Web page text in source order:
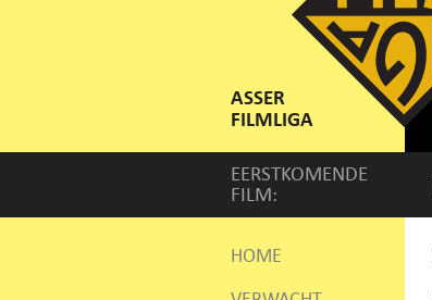
ASSER
FILMLIGA
EERSTKOMENDE
FILM:
HOME